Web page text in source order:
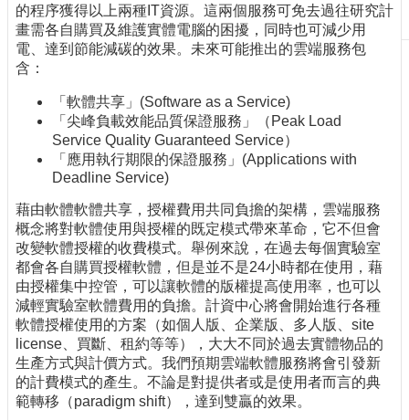
校
務
服
務
術
論
壇
產
業
專
欄
的程序獲得以上兩種IT資源。這兩個服務可免去過往研究計
畫需各自購買及維護實體電腦的困擾，同時也可減少用
電、達到節能減碳的效果。未來可能推出的雲端服務包
含：
「軟體共享」(Software as a Service)
「尖峰負載效能品質保證服務」（Peak Load
Service Quality Guaranteed Service）
「應用執行期限的保證服務」(Applications with
Deadline Service)
藉由軟體軟體共享，授權費用共同負擔的架構，雲端服務
概念將對軟體使用與授權的既定模式帶來革命，它不但會
改變軟體授權的收費模式。舉例來說，在過去每個實驗室
都會各自購買授權軟體，但是並不是24小時都在使用，藉
由授權集中控管，可以讓軟體的版權提高使用率，也可以
減輕實驗室軟體費用的負擔。計資中心將會開始進行各種
軟體授權使用的方案（如個人版、企業版、多人版、site
license、買斷、租約等等），大大不同於過去實體物品的
生產方式與計價方式。我們預期雲端軟體服務將會引發新
的計費模式的產生。不論是對提供者或是使用者而言的典
範轉移（paradigm shift），達到雙贏的效果。